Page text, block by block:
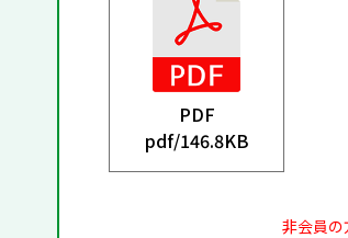
PDF
pdf/146.8KB
非会員の